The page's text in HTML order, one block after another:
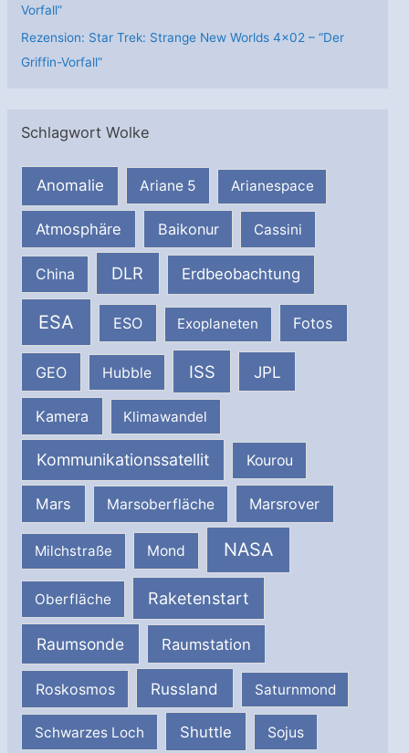
Vorfall”
Rezension: Star Trek: Strange New Worlds 4×02 – “Der
Griffin-Vorfall”
Schlagwort Wolke
Anomalie Ariane 5 Arianespace
Atmosphäre Baikonur Cassini
China DLR Erdbeobachtung
ESA ESO Exoplaneten Fotos
GEO Hubble ISS JPL
Kamera Klimawandel
Kommunikationssatellit Kourou
Mars Marsoberfläche Marsrover
Milchstraße Mond NASA
Oberfläche Raketenstart
Raumsonde Raumstation
Roskosmos Russland Saturnmond
Schwarzes Loch Shuttle Sojus